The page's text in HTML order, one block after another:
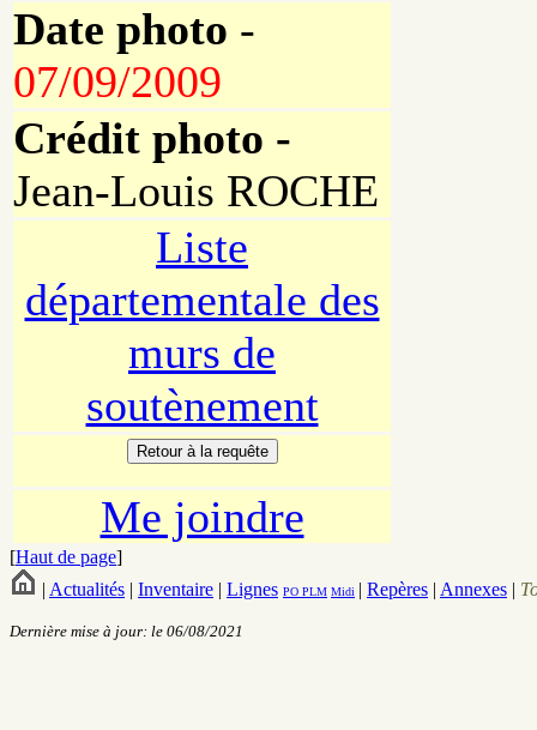
Date photo -
07/09/2009
Crédit photo -
Jean-Louis ROCHE
Liste
départementale des
murs de
soutènement
Me joindre
[Haut de page]
| Actualités | Inventaire | Lignes PO PLM Midi | Repères | Annexes |
Dernière mise à jour: le 06/08/2021